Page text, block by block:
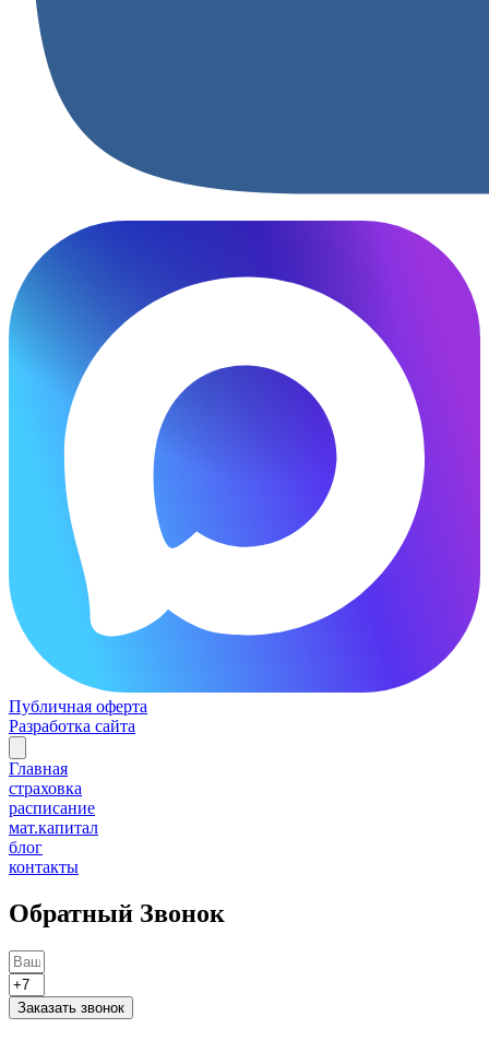
Публичная оферта
Разработка сайта
Главная
страховка
расписание
мат.капитал
блог
контакты
Обратный Звонок
Заказать звонок